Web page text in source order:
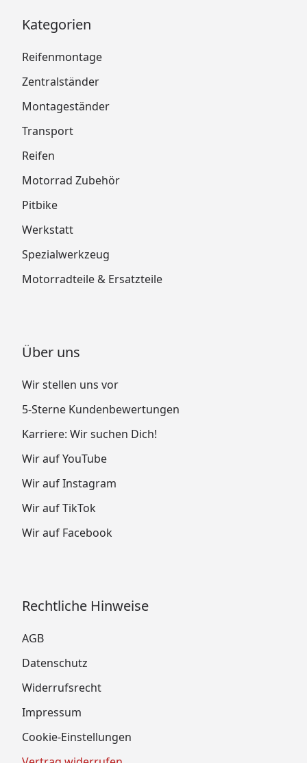
Kategorien
Reifenmontage
Zentralständer
Montageständer
Transport
Reifen
Motorrad Zubehör
Pitbike
Werkstatt
Spezialwerkzeug
Motorradteile & Ersatzteile
Über uns
Wir stellen uns vor
5-Sterne Kundenbewertungen
Karriere: Wir suchen Dich!
Wir auf YouTube
Wir auf Instagram
Wir auf TikTok
Wir auf Facebook
Rechtliche Hinweise
AGB
Datenschutz
Widerrufsrecht
Impressum
Cookie-Einstellungen